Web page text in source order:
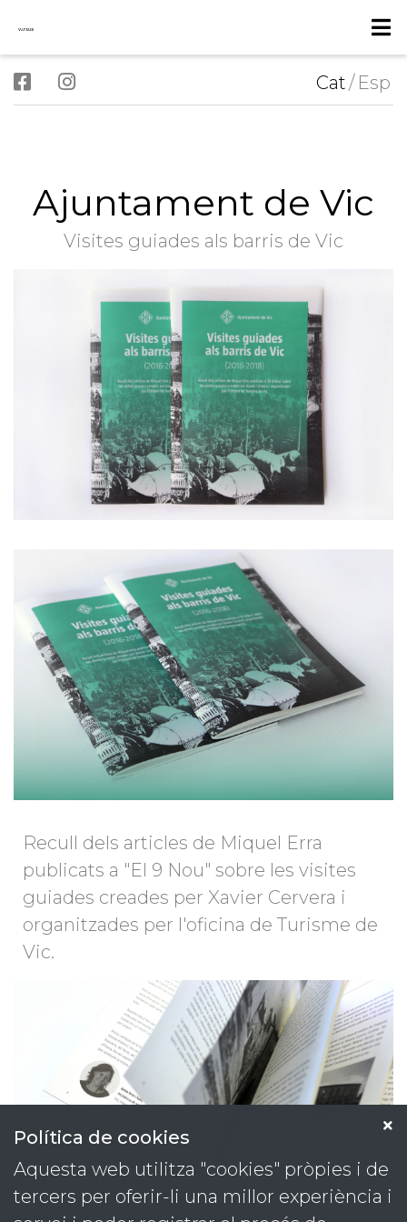
Política de cookies
Aquesta web utilitza "cookies" pròpies i de
tercers per oferir-li una millor experiència i
Cat/ Esp
Ajuntament de Vic
Visites guiades als barris de Vic
Recull dels articles de Miquel Erra
publicats a "El 9 Nou" sobre les visites
guiades creades per Xavier Cervera i
organitzades per l'oficina de Turisme de
Vic.